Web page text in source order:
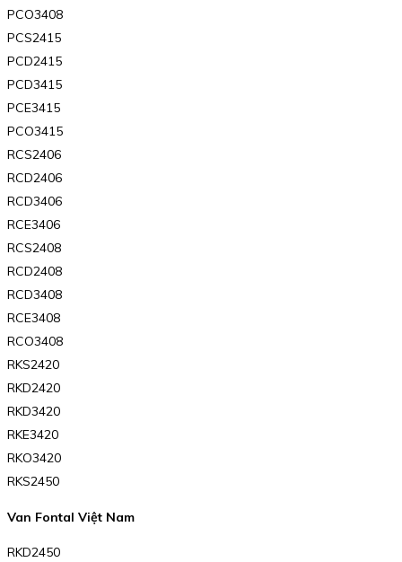
PCO3408
PCS2415
PCD2415
PCD3415
PCE3415
PCO3415
RCS2406
RCD2406
RCD3406
RCE3406
RCS2408
RCD2408
RCD3408
RCE3408
RCO3408
RKS2420
RKD2420
RKD3420
RKE3420
RKO3420
RKS2450
Van Fontal Việt Nam
RKD2450